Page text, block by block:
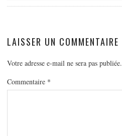
LAISSER UN COMMENTAIRE
Votre adresse e-mail ne sera pas publiée.
Commentaire *